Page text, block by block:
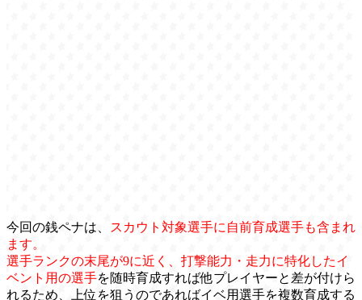
今回の銭ペナは、
スカウト対象選手に自前育成選手も含まれ
ます。
選手ランクの末尾が9に近く、打撃能力・走力に特化したイ
ベント用の選手を随時育成すれば他プレイヤーと差が付けら
れるため、上位を狙うのであればイベ用選手を複数育成する